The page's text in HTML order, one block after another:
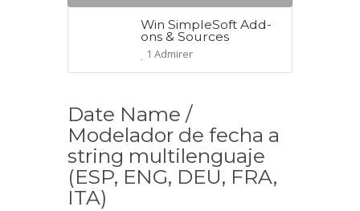
Win SimpleSoft Add-
ons & Sources
1 Admirer
Date Name /
Modelador de fecha a
string multilenguaje
(ESP, ENG, DEU, FRA,
ITA)